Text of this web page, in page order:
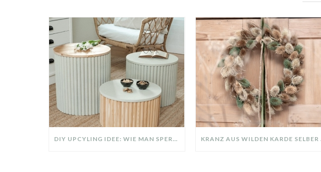
DIY UPCYLING IDEE: WIE MAN SPERRMÜLL IN EIN DESIGNER TEIL VERWANDELT KRANZ